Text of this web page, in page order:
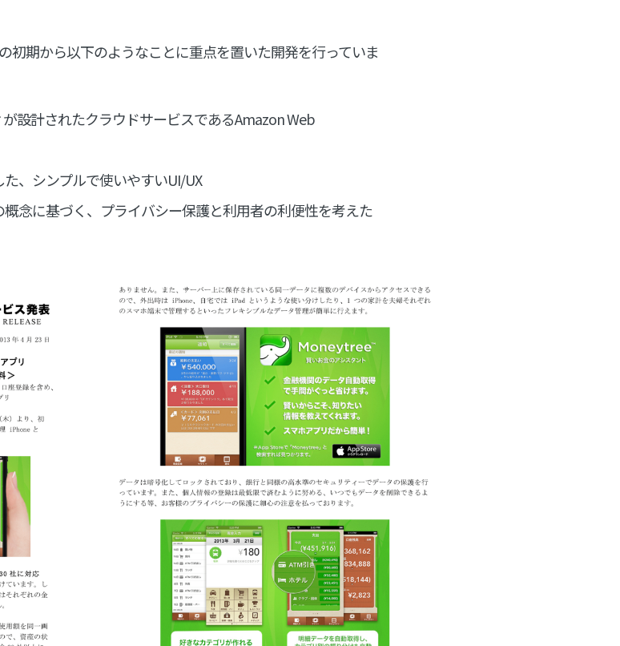
初期から以下のようなことに重点を置いた開発を行っていま
設計されたクラウドサービスであるAmazon Web
、シンプルで使いやすいUI/UX
念に基づく、プライバシー保護と利用者の利便性を考えた